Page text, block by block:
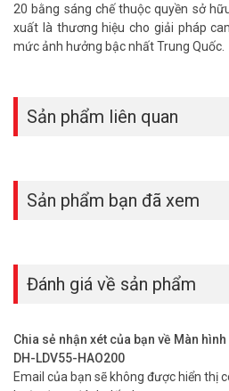
20 bằng sáng chế thuộc quyền sở
xuất là thương hiệu cho giải pháp
mức ảnh hưởng bậc nhất Trung Quốc.
Sản phẩm liên quan
Sản phẩm bạn đã xem
Đánh giá về sản phẩm
Chia sẻ nhận xét của bạn về Màn
DH-LDV55-HAO200
Email của bạn sẽ không được hiển thị